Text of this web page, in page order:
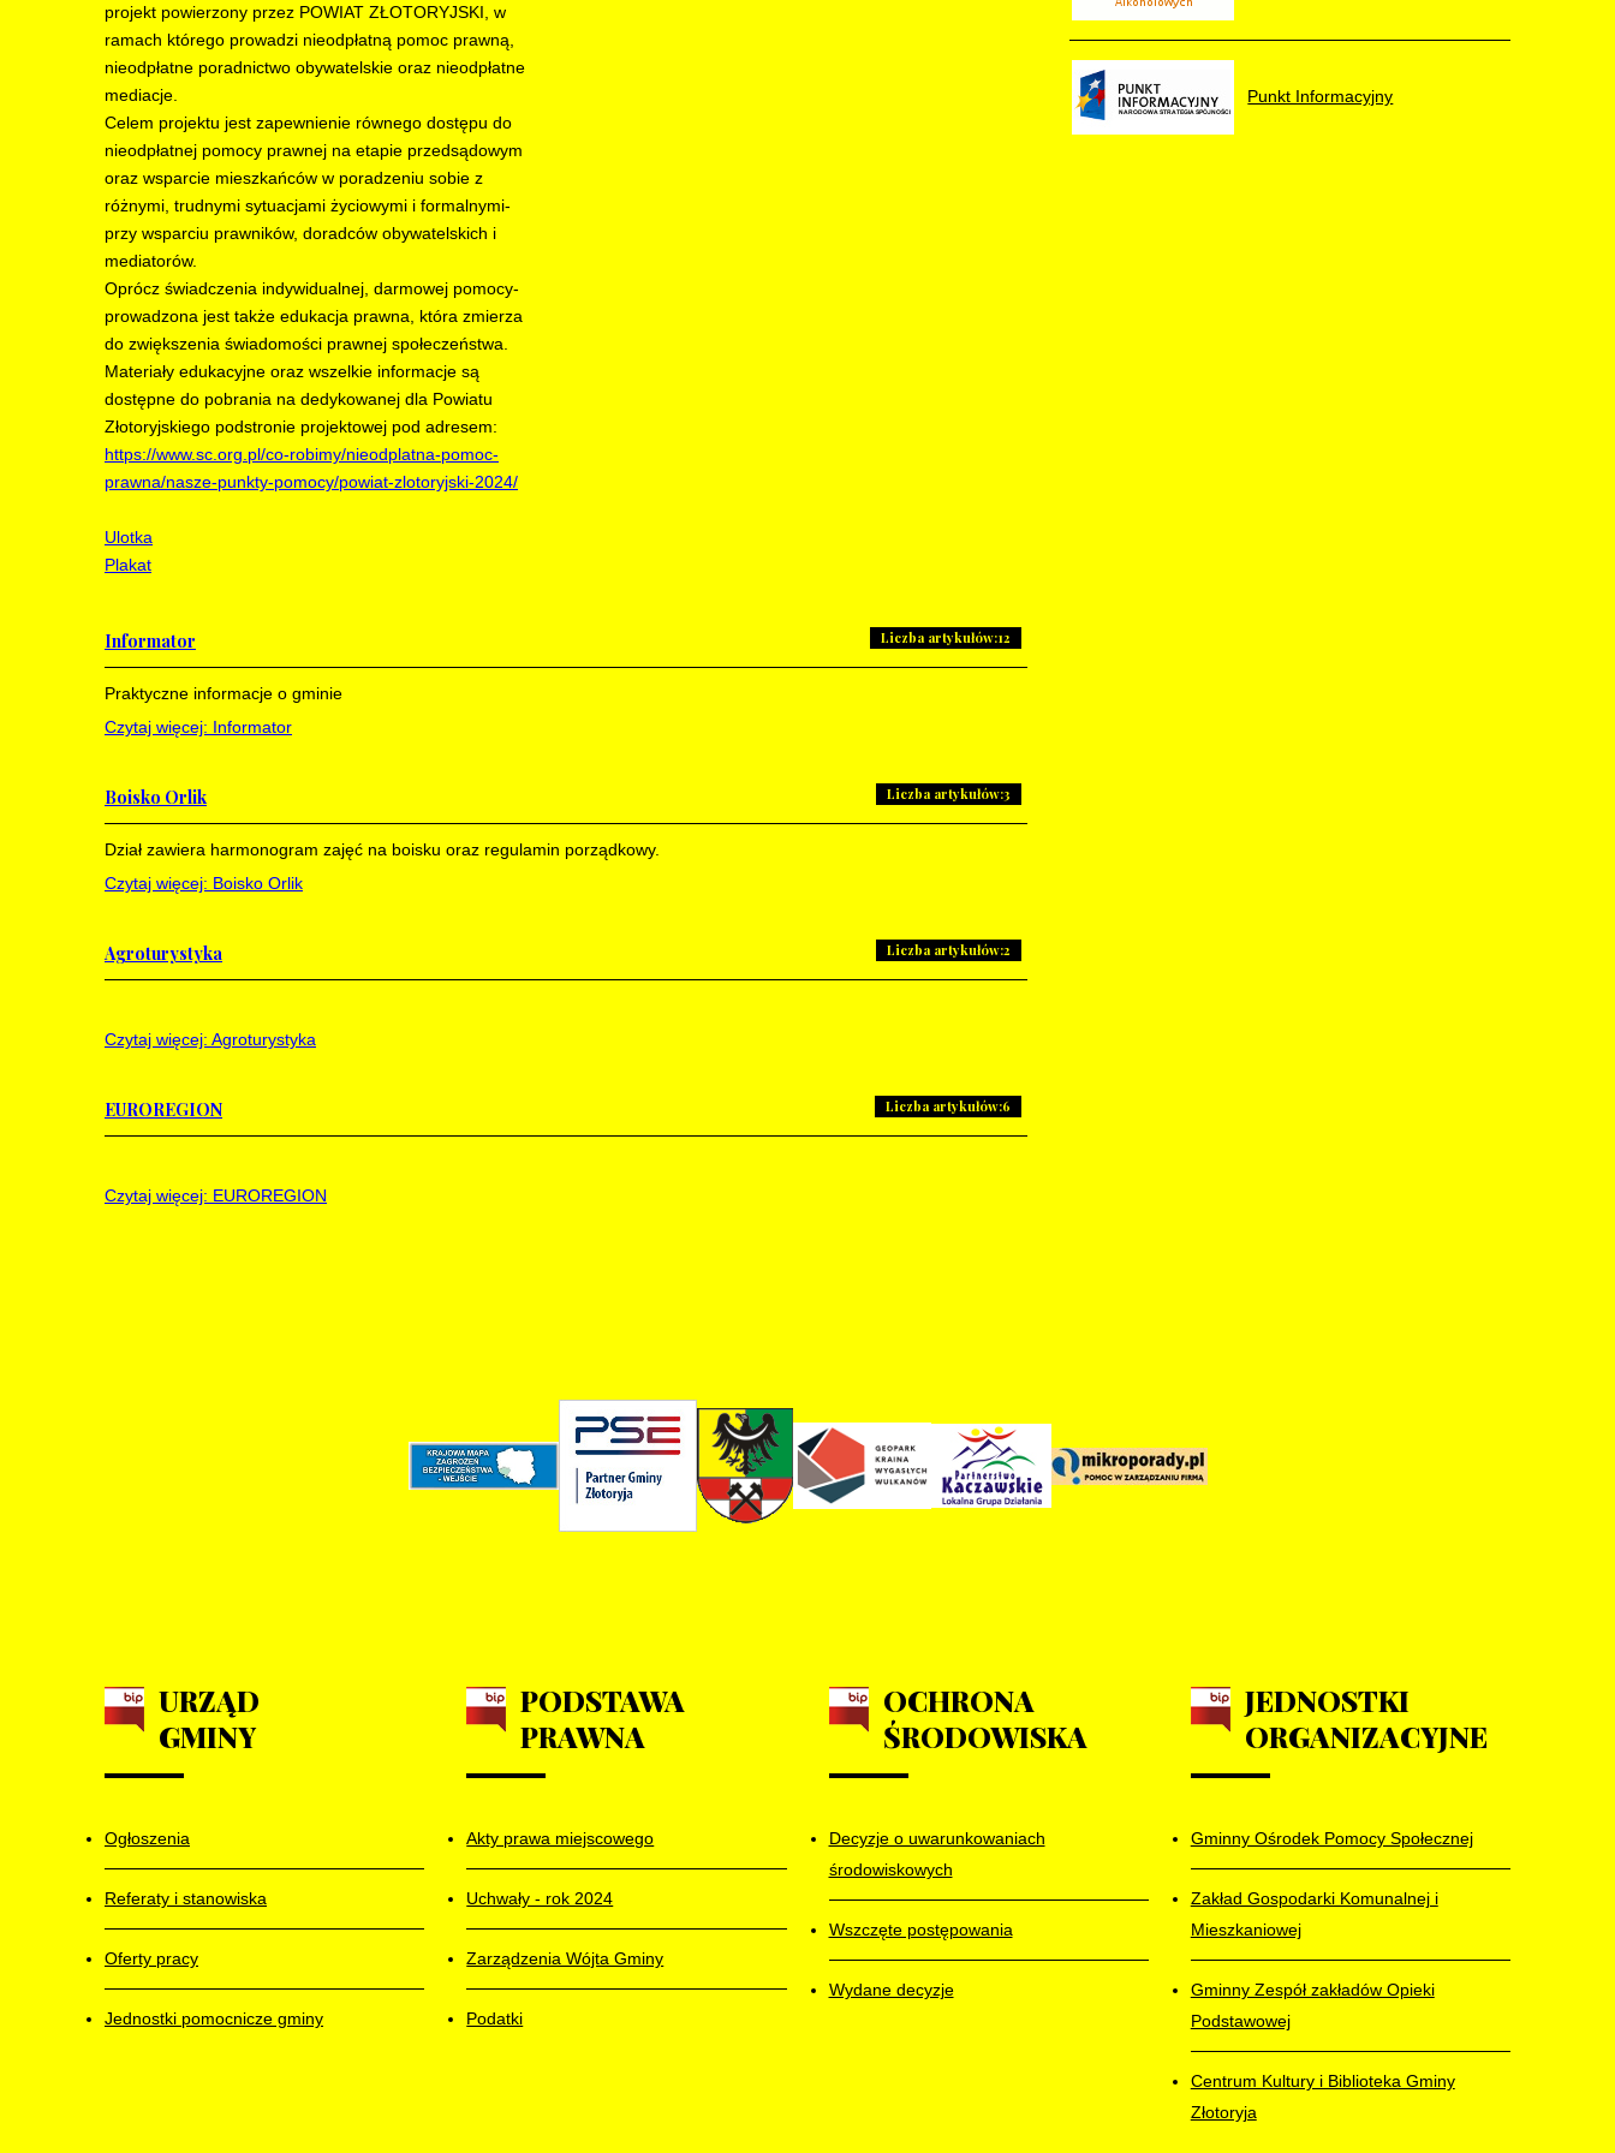
projekt powierzony przez POWIAT ZŁOTORYJSKI, w
ramach którego prowadzi nieodpłatną pomoc prawną,
nieodpłatne poradnictwo obywatelskie oraz nieodpłatne
mediacje.
Celem projektu jest zapewnienie równego dostępu do
nieodpłatnej pomocy prawnej na etapie przedsądowym
oraz wsparcie mieszkańców w poradzeniu sobie z
różnymi, trudnymi sytuacjami życiowymi i formalnymi-
przy wsparciu prawników, doradców obywatelskich i
mediatorów.
Oprócz świadczenia indywidualnej, darmowej pomocy-
prowadzona jest także edukacja prawna, która zmierza
do zwiększenia świadomości prawnej społeczeństwa.
Materiały edukacyjne oraz wszelkie informacje są
dostępne do pobrania na dedykowanej dla Powiatu
Złotoryjskiego podstronie projektowej pod adresem:
https://www.sc.org.pl/co-robimy/nieodplatna-pomoc-
prawna/nasze-punkty-pomocy/powiat-zlotoryjski-2024/
Ulotka
Plakat
Informator Liczba artykułów:12
Praktyczne informacje o gminie
Czytaj więcej: Informator
Boisko Orlik Liczba artykułów:3
Dział zawiera harmonogram zajęć na boisku oraz regulamin porządkowy.
Czytaj więcej: Boisko Orlik
Agroturystyka Liczba artykułów:2
Czytaj więcej: Agroturystyka
EUROREGION Liczba artykułów:6
Czytaj więcej: EUROREGION
Punkt Informacyjny
URZĄD
GMINY
Ogłoszenia
Referaty i stanowiska
Oferty pracy
Jednostki pomocnicze gminy
PODSTAWA
PRAWNA
Akty prawa miejscowego
Uchwały - rok 2024
Zarządzenia Wójta Gminy
Podatki
OCHRONA
ŚRODOWISKA
Decyzje o uwarunkowaniach
środowiskowych
Wszczęte postępowania
Wydane decyzje
JEDNOSTKI
ORGANIZACYJNE
Gminny Ośrodek Pomocy Społecznej
Zakład Gospodarki Komunalnej i
Mieszkaniowej
Gminny Zespół zakładów Opieki
Podstawowej
Centrum Kultury i Biblioteka Gminy
Złotoryja